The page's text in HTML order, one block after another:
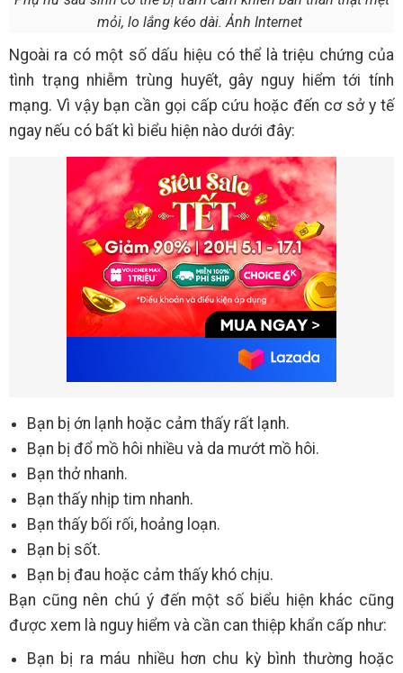
mỏi, lo lắng kéo dài. Ảnh Internet
Ngoài ra có một số dấu hiệu có thể là triệu chứng của
tình trạng nhiễm trùng huyết, gây nguy hiểm tới tính
mạng. Vì vậy bạn cần gọi cấp cứu hoặc đến cơ sở y tế
ngay nếu có bất kì biểu hiện nào dưới đây:
Bạn bị ớn lạnh hoặc cảm thấy rất lạnh.
Bạn bị đổ mồ hôi nhiều và da mướt mồ hôi.
Bạn thở nhanh.
Bạn thấy nhịp tim nhanh.
Bạn thấy bối rối, hoảng loạn.
Bạn bị sốt.
Bạn bị đau hoặc cảm thấy khó chịu.
Bạn cũng nên chú ý đến một số biểu hiện khác cũng
được xem là nguy hiểm và cần can thiệp khẩn cấp như:
Bạn bị ra máu nhiều hơn chu kỳ bình thường hoặc